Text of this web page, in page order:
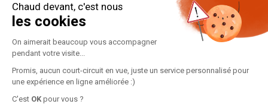
Chaud devant, c'est nous
les cookies
Plateforme de Gestion du
On aimerait beaucoup vous accompagner
pendant votre visite...
Promis, aucun court-circuit en vue, juste un service personnalisé pour
une expérience en ligne améliorée :)
C'est OK pour vous ?
Code douane : 90303370
Désignation : 192G2107-VOLT R72A90-V 500V
Pays d'origine : ES
Valeur échelle normale : 90°
Largeur de l'unité